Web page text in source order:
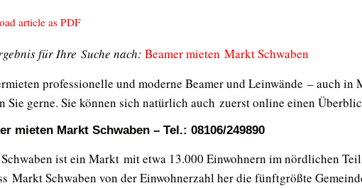
article as PDF
für Ihre Suche nach: Beamer mieten Markt Schwaben
professionelle und moderne Beamer und Leinwände – auch
Sie gerne. Sie können sich natürlich auch zuerst online einen
mieten Markt Schwaben – Tel.: 08106/249890
ist ein Markt mit etwa 13.000 Einwohnern im nördlichen
Markt Schwaben von der Einwohnerzahl her die fünftgrößte